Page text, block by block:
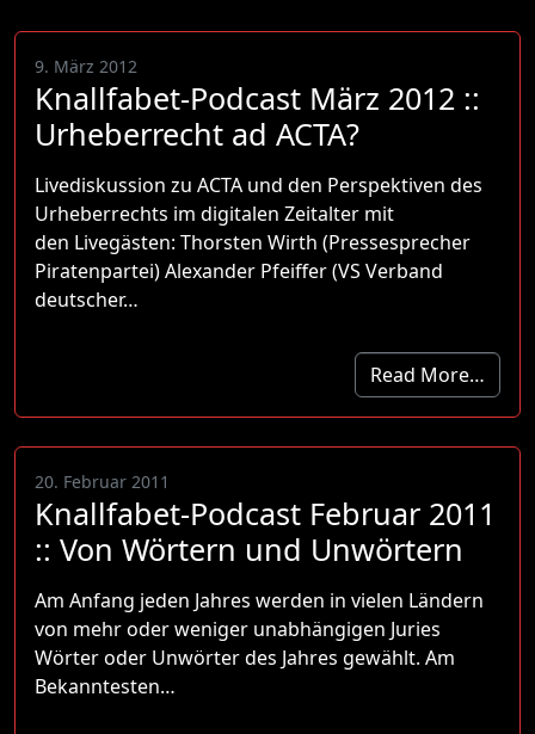
9. März 2012
Knallfabet-Podcast März 2012 ::
Urheberrecht ad ACTA?
Livediskussion zu ACTA und den Perspektiven des
Urheberrechts im digitalen Zeitalter mit
den Livegästen: Thorsten Wirth (Pressesprecher
Piratenpartei) Alexander Pfeiffer (VS Verband
deutscher…
Read More…
20. Februar 2011
Knallfabet-Podcast Februar 2011
:: Von Wörtern und Unwörtern
Am Anfang jeden Jahres werden in vielen Ländern
von mehr oder weniger unabhängigen Juries
Wörter oder Unwörter des Jahres gewählt. Am
Bekanntesten…